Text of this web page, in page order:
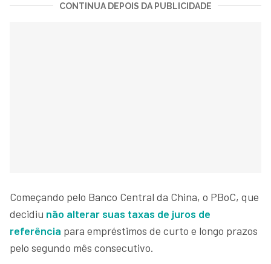
CONTINUA DEPOIS DA PUBLICIDADE
Começando pelo Banco Central da China, o PBoC, que
decidiu não alterar suas taxas de juros de
referência para empréstimos de curto e longo prazos
pelo segundo mês consecutivo.